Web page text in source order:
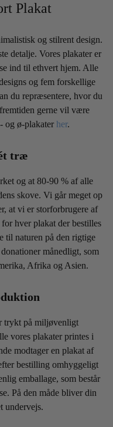
Plakat
og stilrent design.
detalje. Vores plakater er
ind til ethvert hjem. Alle
og fem forskellige
du repræsentere, hvor du
gerne vil være
og ø-plakater her.
træ
og at 80-90 % af alle
skove. Vi går meget op
at vi er storforbrugere af
hver plakat der bestilles
til naturen på den rigtige
månedligt, som
Afrika og Asien.
trykt på miljøvenligt
vores plakater printes i
modtager en plakat af
bestilling omhyggeligt
emballage, som består
På den måde bliver din
undervejs.